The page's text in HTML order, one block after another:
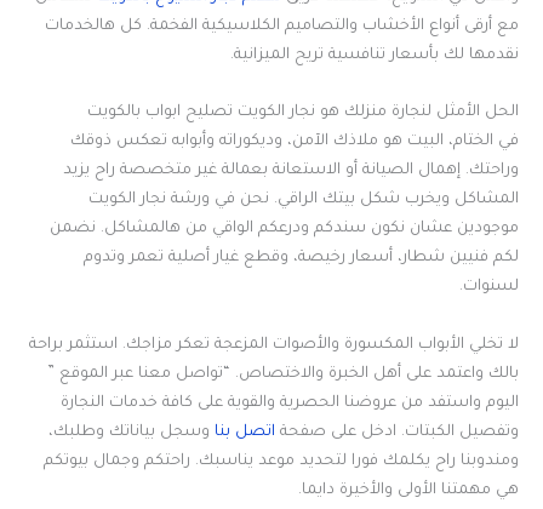
مع أرقى أنواع الأخشاب والتصاميم الكلاسيكية الفخمة. كل هالخدمات
نقدمها لك بأسعار تنافسية تريح الميزانية.
الحل الأمثل لنجارة منزلك هو نجار الكويت تصليح ابواب بالكويت
في الختام، البيت هو ملاذك الآمن، وديكوراته وأبوابه تعكس ذوقك
وراحتك. إهمال الصيانة أو الاستعانة بعمالة غير متخصصة راح يزيد
المشاكل ويخرب شكل بيتك الراقي. نحن في ورشة نجار الكويت
موجودين عشان نكون سندكم ودرعكم الواقي من هالمشاكل. نضمن
لكم فنيين شطار، أسعار رخيصة، وقطع غيار أصلية تعمر وتدوم
لسنوات.
لا تخلي الأبواب المكسورة والأصوات المزعجة تعكر مزاجك. استثمر براحة
بالك واعتمد على أهل الخبرة والاختصاص. “تواصل معنا عبر الموقع ”
اليوم واستفد من عروضنا الحصرية والقوية على كافة خدمات النجارة
وتفصيل الكبتات. ادخل على صفحة اتصل بنا وسجل بياناتك وطلبك،
ومندوبنا راح يكلمك فورا لتحديد موعد يناسبك. راحتكم وجمال بيوتكم
هي مهمتنا الأولى والأخيرة دايما.